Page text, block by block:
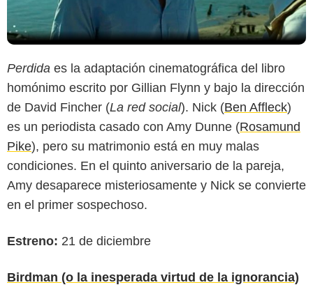
Perdida es la adaptación cinematográfica del libro
homónimo escrito por Gillian Flynn y bajo la dirección
de David Fincher (La red social). Nick (Ben Affleck)
es un periodista casado con Amy Dunne (Rosamund
Pike), pero su matrimonio está en muy malas
condiciones. En el quinto aniversario de la pareja,
Amy desaparece misteriosamente y Nick se convierte
en el primer sospechoso.
Estreno: 21 de diciembre
Birdman (o la inesperada virtud de la ignorancia)